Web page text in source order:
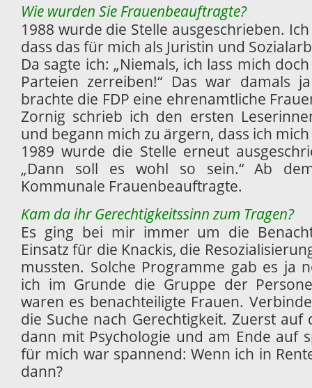
Wie wurden Sie Frauenbeauftragte?
1988 wurde die Stelle ausgeschrieben.
dass das für mich als Juristin und
Da sagte ich: „Niemals, ich lass mich
Parteien zerreiben!“ Das war damals
brachte die FDP eine ehrenamtliche
Zornig schrieb ich den ersten
und begann mich zu ärgern, dass ich
1989 wurde die Stelle erneut
„Dann soll es wohl so sein.“ Ab
Kommunale Frauenbeauftragte.
Kam da ihr Gerechtigkeitssinn zum Tragen?
Es ging bei mir immer um die
Einsatz für die Knackis, die
mussten. Solche Programme gab es ja
ich im Grunde die Gruppe der
waren es benachteiligte Frauen.
die Suche nach Gerechtigkeit. Zuerst auf
dann mit Psychologie und am Ende auf
für mich war spannend: Wenn ich in
dann?